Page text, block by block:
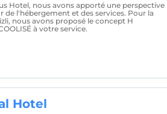
Hotel, nous avons apporté une perspective
de l'hébergement et des services. Pour la
nous avons proposé le concept H
à votre service.
Hotel